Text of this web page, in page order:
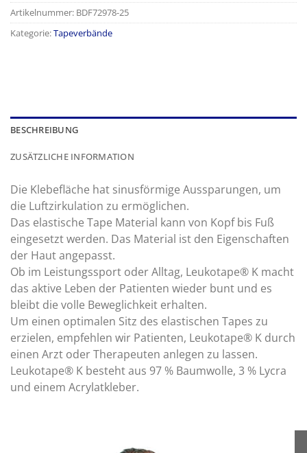
Artikelnummer: BDF72978-25
Kategorie:Tapeverbände
BESCHREIBUNG
ZUSÄTZLICHE INFORMATION
Die Klebefläche hat sinusförmige Aussparungen, um
die Luftzirkulation zu ermöglichen.
Das elastische Tape Material kann von Kopf bis Fuß
eingesetzt werden. Das Material ist den Eigenschaften
der Haut angepasst.
Ob im Leistungssport oder Alltag, Leukotape® K macht
das aktive Leben der Patienten wieder bunt und es
bleibt die volle Beweglichkeit erhalten.
Um einen optimalen Sitz des elastischen Tapes zu
erzielen, empfehlen wir Patienten, Leukotape® K durch
einen Arzt oder Therapeuten anlegen zu lassen.
Leukotape® K besteht aus 97 % Baumwolle, 3 % Lycra
und einem Acrylatkleber.